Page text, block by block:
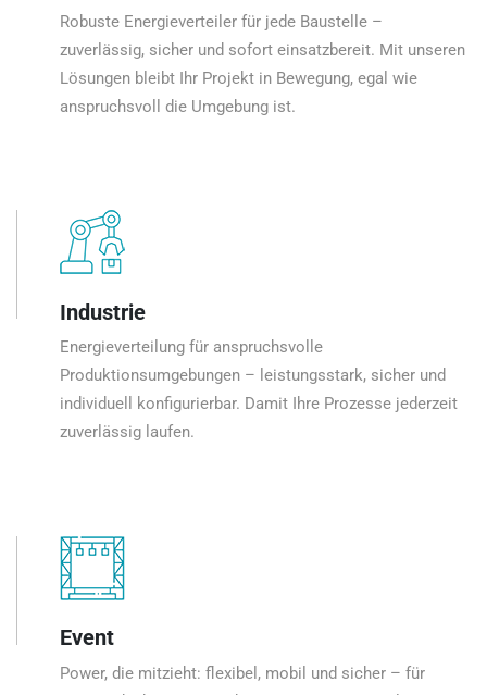
Robuste Energieverteiler für jede Baustelle –
zuverlässig, sicher und sofort einsatzbereit. Mit unseren
Lösungen bleibt Ihr Projekt in Bewegung, egal wie
anspruchsvoll die Umgebung ist.
Industrie
Energieverteilung für anspruchsvolle
Produktionsumgebungen – leistungsstark, sicher und
individuell konfigurierbar. Damit Ihre Prozesse jederzeit
zuverlässig laufen.
Event
Power, die mitzieht: flexibel, mobil und sicher – für